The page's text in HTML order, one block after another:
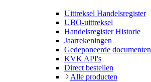
Uittreksel Handelsregister
UBO-uittreksel
Handelsregister Historie
Jaarrekeningen
Gedeponeerde documenten
KVK API's
Direct bestellen
Alle producten